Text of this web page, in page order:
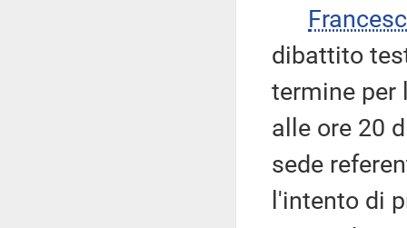
dibattito
termine per
alle ore 20
sede
l'intento di